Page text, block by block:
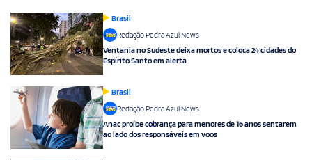
Brasil
Redação Pedra Azul News
Ventania no Sudeste deixa mortos e coloca 24 cidades do
Espírito Santo em alerta
Brasil
Redação Pedra Azul News
Anac proíbe cobrança para menores de 16 anos sentarem
ao lado dos responsáveis em voos